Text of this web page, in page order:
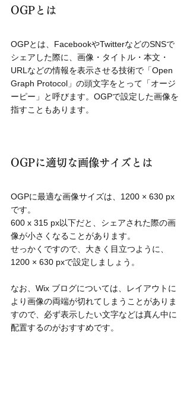
OGPとは
OGPとは、FacebookやTwitterなどのSNSで
シェアした際に、画像・タイトル・本文・
URLなどの情報を表示させる技術で「Open
Graph Protocol」の頭文字をとって「オージ
ーピー」と呼びます。OGPで設定した画像を
指すこともあります。
OGPに適切な画像サイズとは
OGPに最適な画像サイズは、1200 × 630 px
です。
600 x 315 px以下だと、シェアされた際の画
像が小さくなることがあります。
せっかくですので、大きく目立つように、
1200 × 630 pxで設定しましょう。
なお、Wix ブログについては、レイアウトに
より画像の両端が切れてしまうことがありま
すので、必ず表示したい文字などは真ん中に
配置するのがおすすめです。